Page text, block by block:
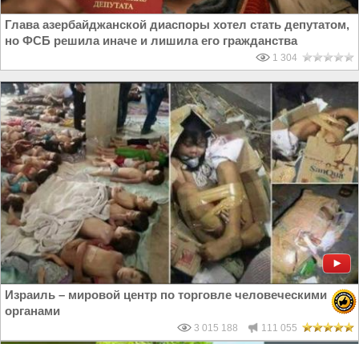
Глава азербайджанской диаспоры хотел стать депутатом,
но ФСБ решила иначе и лишила его гражданства
1 304
Израиль – мировой центр по торговле человеческими
органами
3 015 188 111 055